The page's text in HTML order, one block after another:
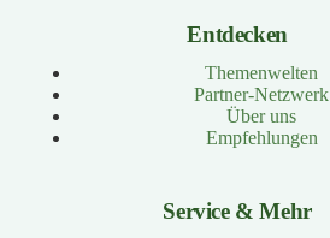
Entdecken
Themenwelten
Partner-Netzwerk
Über uns
Empfehlungen
Service & Mehr